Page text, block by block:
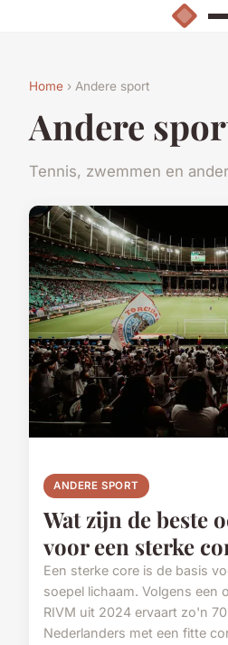
Home › Andere sport
Andere
Tennis, zwemmen en
ANDERE SPORT
Wat zijn de beste
voor een sterke
Een sterke core is de basis
soepel lichaam. Volgens een
RIVM uit 2024 ervaart zo'n
Nederlanders met een fitte